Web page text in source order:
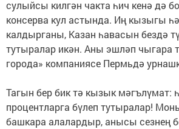
сулыйсы килгән чакта һич кенә дә
консерва кул астында. Иң кызыгы
калдырганы, Казан һавасын бездә
тутыралар икән. Аны эшләп чыгара
города» компаниясе Пермьдә
Тагын бер бик тә кызык мәгълүмат:
процентларга бүлеп тутыралар!
башкара алалардыр, анысы сезнең